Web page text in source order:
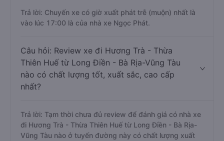
Trả lời: Chuyến xe có giờ xuất phát trễ (muộn) nhất là
vào lúc 17:00 là của nhà xe Ngọc Phát.
Câu hỏi: Review xe đi Hương Trà - Thừa
Thiên Huế từ Long Điền - Bà Rịa-Vũng Tàu
nào có chất lượng tốt, xuất sắc, cao cấp
nhất?
Trả lời: Tạm thời chưa đủ review để đánh giá có nhà xe
đi Hương Trà - Thừa Thiên Huế từ Long Điền - Bà Rịa-
Vũng Tàu nào ở tuyến đường này có chất lượng xuất